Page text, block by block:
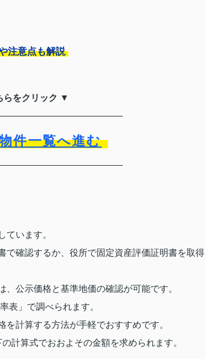
注意点も解説
らをクリック ▼
件一覧へ進む
います。
で確認するか、役所で固定資産評価証明書を取得
公示価格と基準地価の確認が可能です。
表」で調べられます。
計算する方法が手軽でおすすめです。
計算式でおおよその金額を求められます。